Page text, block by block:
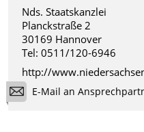
Nds. Staatskanzlei
Planckstraße 2
30169 Hannover
Tel: 0511/120-6946
http://
E-Mail an